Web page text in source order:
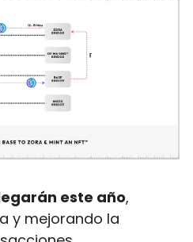
este año,
y mejorando la